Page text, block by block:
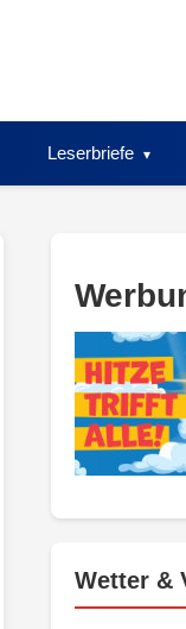
Leserbriefe
Wetter &